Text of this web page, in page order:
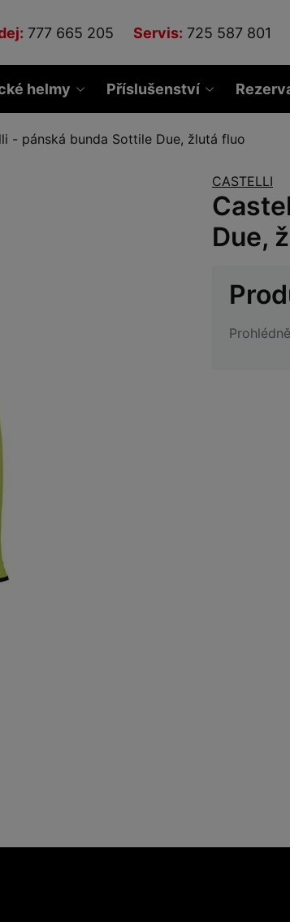
777 665 205 Servis: 725 587 801
helmy Příslušenství
- pánská bunda Sottile Due, žlutá fluo
CASTELLI
Due,